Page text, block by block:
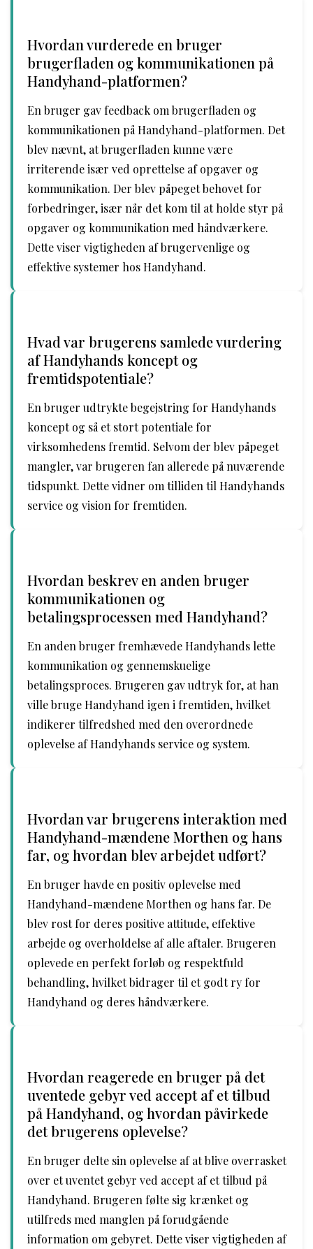
Hvordan vurderede en bruger
brugerfladen og kommunikationen på
Handyhand-platformen?
En bruger gav feedback om brugerfladen og
kommunikationen på Handyhand-platformen. Det
blev nævnt, at brugerfladen kunne være
irriterende især ved oprettelse af opgaver og
kommunikation. Der blev påpeget behovet for
forbedringer, især når det kom til at holde styr på
opgaver og kommunikation med håndværkere.
Dette viser vigtigheden af brugervenlige og
effektive systemer hos Handyhand.
Hvad var brugerens samlede vurdering
af Handyhands koncept og
fremtidspotentiale?
En bruger udtrykte begejstring for Handyhands
koncept og så et stort potentiale for
virksomhedens fremtid. Selvom der blev påpeget
mangler, var brugeren fan allerede på nuværende
tidspunkt. Dette vidner om tilliden til Handyhands
service og vision for fremtiden.
Hvordan beskrev en anden bruger
kommunikationen og
betalingsprocessen med Handyhand?
En anden bruger fremhævede Handyhands lette
kommunikation og gennemskuelige
betalingsproces. Brugeren gav udtryk for, at han
ville bruge Handyhand igen i fremtiden, hvilket
indikerer tilfredshed med den overordnede
oplevelse af Handyhands service og system.
Hvordan var brugerens interaktion med
Handyhand-mændene Morthen og hans
far, og hvordan blev arbejdet udført?
En bruger havde en positiv oplevelse med
Handyhand-mændene Morthen og hans far. De
blev rost for deres positive attitude, effektive
arbejde og overholdelse af alle aftaler. Brugeren
oplevede en perfekt forløb og respektfuld
behandling, hvilket bidrager til et godt ry for
Handyhand og deres håndværkere.
Hvordan reagerede en bruger på det
uventede gebyr ved accept af et tilbud
på Handyhand, og hvordan påvirkede
det brugerens oplevelse?
En bruger delte sin oplevelse af at blive overrasket
over et uventet gebyr ved accept af et tilbud på
Handyhand. Brugeren følte sig krænket og
utilfreds med manglen på forudgående
information om gebyret. Dette viser vigtigheden af